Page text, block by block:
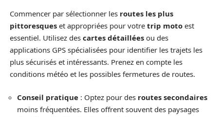
Commencer par sélectionner les routes les plus
pittoresques et appropriées pour votre trip moto est
essentiel. Utilisez des cartes détaillées ou des
applications GPS spécialisées pour identifier les trajets les
plus sécurisés et intéressants. Prenez en compte les
conditions météo et les possibles fermetures de routes.
Conseil pratique : Optez pour des routes secondaires
moins fréquentées. Elles offrent souvent des paysages